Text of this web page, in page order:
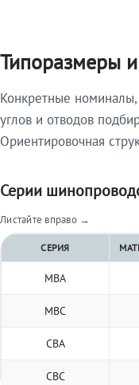
Типоразмеры
Конкретные
углов и отводов
Ориентировочная
Серии
Листайте вправо →
СЕРИЯ
МВА
МВС
СВА
СВС